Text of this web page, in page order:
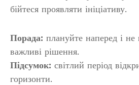
бійтеся проявляти ініціативу.
Порада: плануйте наперед і не
важливі рішення.
Підсумок: світлий період
горизонти.